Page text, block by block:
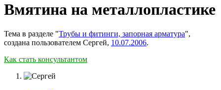
Вмятина на металлопластике
Тема в разделе "Трубы и фитинги, запорная арматура",
создана пользователем Сергей, 10.07.2006.
Как стать консультантом